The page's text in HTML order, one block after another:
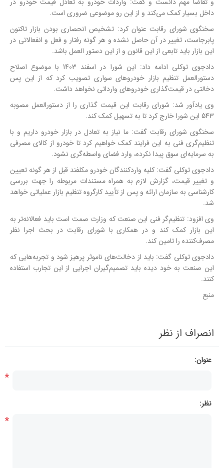
داخل بسیار کمک می‌کند و از این رو موضوعی ضروری است.
سخنگوی شورای رقابت عنوان کرد: تشخیص انحصاری بودن بازار تاکنون
پابرجاست، تغییر در آن حاصل نشده و هر گونه رفتار و فعل و انفعالاتی در
این بازار باید تابعی از این قانون و از این دستور العمل باشد.
دادجوی توکلی ادامه داد: این شورا در اسفند 1403 با موضوع اصلاح
دستورالعمل تنظیم بازار خودروهای سواری تصویب کرد که از این پس
دخالتی در قیمت‌گذاری خودروهای وارداتی نخواهد داشت.
وی یادآور شد: شورای رقابت این قیمت گذاری را از دستورالعمل مصوبه
543 این شورا خارج کرد تا به تسهیل کمک کند.
سخنگوی شورای رقابت گفت: ما نیاز به تعادل در بازار خودرو داریم و با
تنظیم‌گری فنی به این فرایند کمک خواهیم کرد تا خودرو از کالای مصرفی
به سرمایه‌ای سوق پیدا نکرده، وارد فضای واسطه‌گری نشود.
دادجوی توکلی گفت: کلیه واردکنندگان خودرو مکلفند قبل از هر گونه تعیین
و تغییر قیمت، گزارش لازم به همراه مستندات مربوطه را جهت بررسی
کارشناسی به سازمان ارائه و پس از تأیید کارگروه تنظیم بازار عملیاتی خواهد
شد.
وی افزود: تنظیم‌گر فنی این صنعت که وزارت صمت است باید فعالانه‌تر به
این بازار کمک کند و در همکاری‌ با شورای رقابت در بحث اجرا نظر
مصرف‌کننده را تامین کند.
دادجوی توکلی گفت: باید از دخالت‌های ناموثر پرهیز شود و تجربه‌هایی که
این صنعت به خود دیده باید تصمیم‌گیران اجرایی از این تجارب استفاده
کنند.
منبع
انصراف از نظر
عنوان:
*
نظر:
*